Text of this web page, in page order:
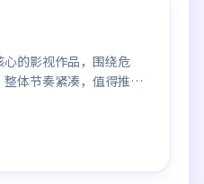
的影视作品，围绕危
体节奏紧凑，值得推荐